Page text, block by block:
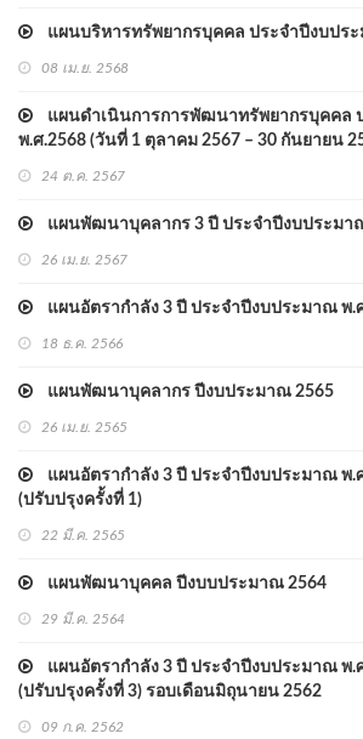
แผนบริหารทรัพยากรบุคคล ประจำปีงบปร
08 เม.ย. 2568
แผนดำเนินการการพัฒนาทรัพยากรบุคคล
พ.ศ.2568 (วันที่ 1 ตุลาคม 2567 – 30 กันยายน
24 ต.ค. 2567
แผนพัฒนาบุคลากร 3 ปี ประจำปีงบประมา
26 เม.ย. 2567
แผนอัตรากำลัง 3 ปี ประจำปีงบประมาณ พ.
18 ธ.ค. 2566
แผนพัฒนาบุคลากร ปีงบประมาณ 2565
26 เม.ย. 2565
แผนอัตรากำลัง 3 ปี ประจำปีงบประมาณ พ.
(ปรับปรุงครั้งที่ 1)
22 มี.ค. 2565
แผนพัฒนาบุคคล ปีงบบประมาณ 2564
29 มี.ค. 2564
แผนอัตรากำลัง 3 ปี ประจำปีงบประมาณ พ.
(ปรับปรุงครั้งที่ 3) รอบเดือนมิถุนายน 2562
09 ก.ค. 2562